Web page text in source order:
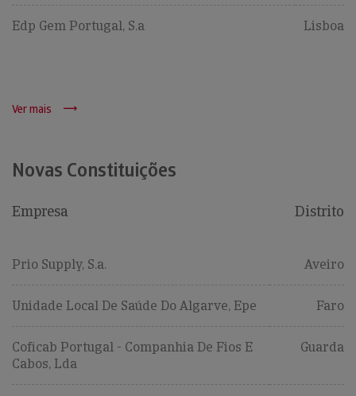
Edp Gem Portugal, S.a Lisboa
Ver mais
Novas Constituições
Empresa Distrito
Prio Supply, S.a. Aveiro
Unidade Local De Saúde Do Algarve, Epe Faro
Coficab Portugal - Companhia De Fios E
Cabos, Lda
Guarda